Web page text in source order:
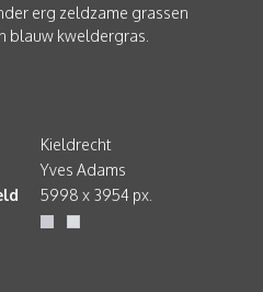
erg zeldzame grassen
blauw kweldergras.
Kieldrecht
Yves Adams
5998 x 3954 px.